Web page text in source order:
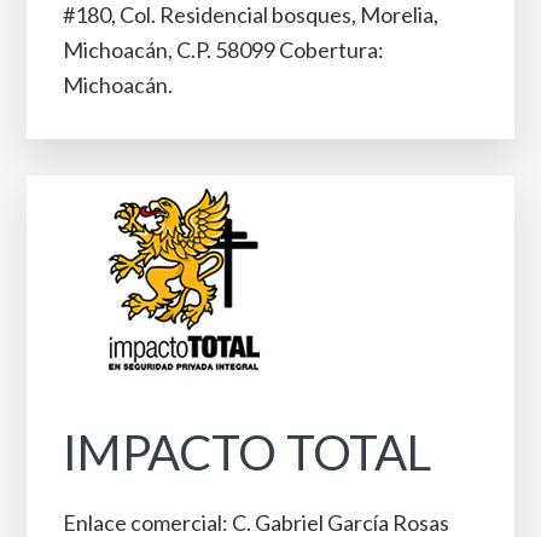
#180, Col. Residencial bosques, Morelia,
Michoacán, C.P. 58099 Cobertura:
Michoacán.
IMPACTO TOTAL
Enlace comercial: C. Gabriel García Rosas